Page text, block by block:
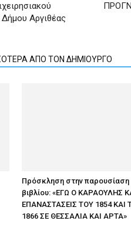
Αργιθέας
ΑΠΟ ΤΟΝ ΔΗΜΙΟΥΡΓΟ
Πρόσκληση στην παρουσίαση
βιβλίου: «ΕΓΩ Ο ΚΑΡΑΟΥΛΗΣ
ΕΠΑΝΑΣΤΑΣΕΙΣ ΤΟΥ 1854 ΚΑΙ
1866 ΣΕ ΘΕΣΣΑΛΙΑ ΚΑΙ ΑΡΤΑ»